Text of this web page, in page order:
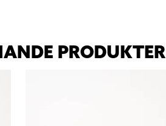
PRODUKTER